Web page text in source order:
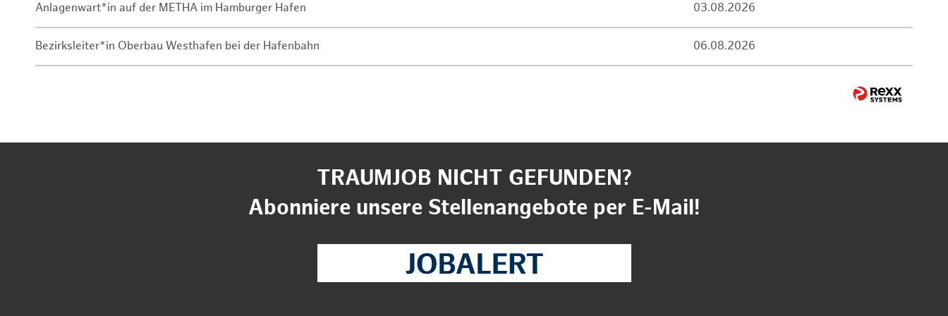
Anlagenwart*in auf der METHA im Hamburger Hafen 03.08.2026
Bezirksleiter*in Oberbau Westhafen bei der Hafenbahn 06.08.2026
TRAUMJOB NICHT GEFUNDEN?
Abonniere unsere Stellenangebote per E-Mail!